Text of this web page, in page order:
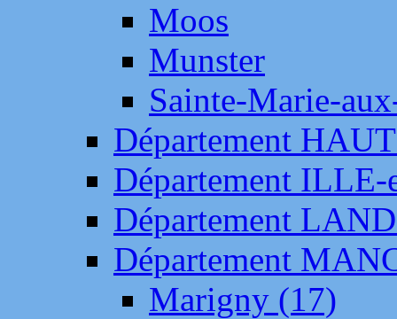
Moos
Munster
Sainte-Marie-
Département
Département
Département
Département
Marigny (17)